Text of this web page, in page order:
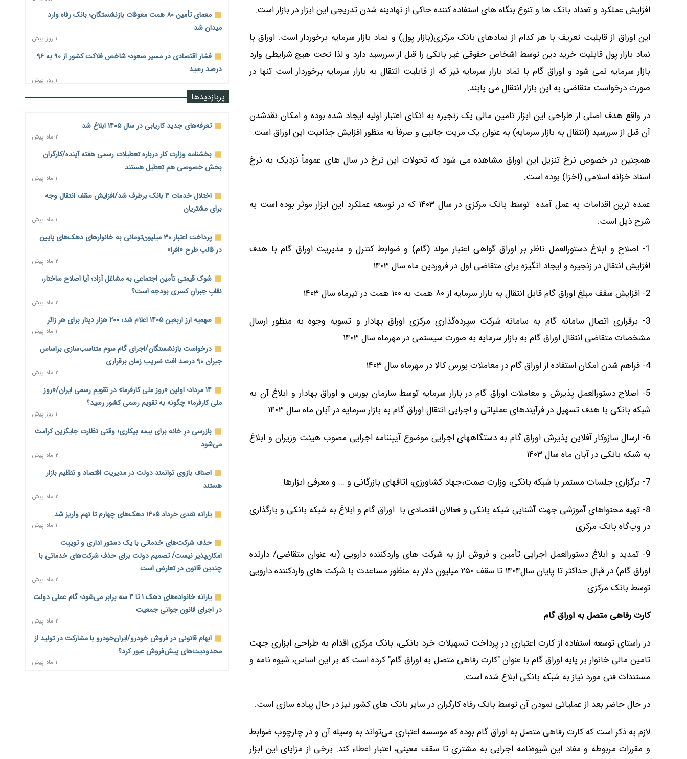
افزایش عملکرد و تعداد بانک ها و تنوع بنگاه های استفاده کننده حاکی از نهادینه شدن تدریجی این ابزار در بازار است.
این اوراق از قابلیت تعریف با هر کدام از نمادهای بانک مرکزی(بازار پول) و نماد بازار سرمایه برخوردار است. اوراق با
نماد بازار پول قابلیت خرید دین توسط اشخاص حقوقی غیر بانکی را قبل از سررسید دارد و لذا تحت هیچ شرایطی وارد
بازار سرمایه نمی شود و اوراق گام با نماد بازار سرمایه نیز که از قابلیت انتقال به بازار سرمایه برخوردار است تنها در
صورت درخواست متقاضی به این بازار انتقال می ­یابند.
در واقع هدف اصلی از طراحی این ابزار تامین مالی یک زنجیره به اتکای اعتبار اولیه ایجاد شده بوده و امکان نقدشدن
آن قبل از سررسید (انتقال به بازار سرمایه) به عنوان یک مزیت جانبی و صرفاً به منظور افزایش جذابیت این اوراق است.
همچنین در خصوص نرخ تنزیل این اوراق مشاهده می شود که تحولات این نرخ در سال های عموماً نزدیک به نرخ
اسناد خزانه اسلامی (اخزا) بوده است.
عمده ترین اقدامات به عمل آمده توسط بانک مرکزی در سال ۱۴۰۳ که در توسعه عملکرد این ابزار موثر بوده است به
شرح ذیل است:
1- اصلاح و ابلاغ دستورالعمل ناظر بر اوراق گواهی اعتبار مولد (گام) و ضوابط کنترل و مدیریت اوراق گام با هدف
افزایش انتقال در زنجیره و ایجاد انگیزه برای متقاضی اول در فروردین ماه سال ۱۴۰۳
2- افزایش سقف مبلغ اوراق گام قابل انتقال به بازار سرمایه از ۸۰ همت به ۱۰۰ همت در تیرماه سال ۱۴۰۳
3- برقراری اتصال سامانه گام به سامانه شرکت سپرده­‌گذاری مرکزی اوراق بهادار و تسویه وجوه به منظور ارسال
مشخصات متقاضی انتقال اوراق گام به بازار سرمایه به صورت سیستمی در مهرماه سال ۱۴۰۳
4- فراهم شدن امکان استفاده از اوراق گام در معاملات بورس کالا در مهرماه سال ۱۴۰۳
5- اصلاح دستورالعمل پذیرش و معاملات اوراق گام در بازار سرمایه توسط سازمان بورس و اوراق بهادار و ابلاغ آن به
شبکه بانکی با هدف تسهیل در فرآیندهای عملیاتی و اجرایی انتقال اوراق گام به بازار سرمایه در آبان ماه سال ۱۴۰۳
6- ارسال سازوکار آفلاین پذیرش اوراق گام به دستگاه­های اجرایی موضوع آیین­نامه اجرایی مصوب هیئت وزیران و ابلاغ
به شبکه بانکی در آبان ماه سال ۱۴۰۳
7- برگزاری جلسات مستمر با شبکه بانکی، وزارت صمت،‌جهاد کشاورزی، اتاق­های بازرگانی و ... و معرفی ابزارها
8- تهیه محتوا­های آموزشی جهت آشنایی شبکه بانکی و فعالان اقتصادی با اوراق گام و ابلاغ به شبکه بانکی و بارگذاری
در وب‌گاه بانک مرکزی
9- تمدید و ابلاغ دستورالعمل اجرایی تأمین و فروش ارز به شرکت­ های واردکننده دارویی (به عنوان متقاضی/ دارنده
اوراق گام) در قبال حداکثر تا پایان سال۱۴۰۴ تا سقف ۲۵۰ میلیون دلار به منظور مساعدت با شرکت­ های واردکننده دارویی
توسط بانک مرکزی
کارت رفاهی متصل به اوراق گام
در راستای توسعه استفاده از کارت اعتباری در پرداخت تسهیلات خرد بانکی، بانک مرکزی اقدام به طراحی ابزاری جهت
تامین مالی خانوار بر پایه اوراق گام با عنوان "کارت رفاهی متصل به اوراق گام" کرده است که ‌‌‌‌بر این اساس، شیوه ­نامه و
مستندات فنی مورد نیاز به شبکه بانکی ابلاغ شده است.
در حال حاضر بعد از عملیاتی نمودن آن توسط بانک رفاه کارگران در سایر بانک های کشور نیز در حال پیاده­ سازی است.
لازم به ذکر است که کارت رفاهی متصل به اوراق گام بوده که موسسه اعتباری می‌­تواند به وسیله آن و در چارچوب ضوابط
و مقررات مربوطه و مفاد این شیوه‌نامه اجرایی به مشتری تا سقف معینی، اعتبار اعطاء کند. برخی از مزایای این ابزار
معمای تأمین ۸۰ همت معوقات بازنشستگان؛ بانک رفاه وارد
میدان شد
۱ روز پیش
فشار اقتصادی در مسیر صعود؛ شاخص فلاکت کشور از ۹۰ به ۹۶
درصد رسید
۱ روز پیش
رشد ۷۵ هزار میلیاردی بازار خرید اعتباری؛ فین‌تک‌ها وارد میدان
۱ روز پیش
آغاز اجرای پایلوت «ردا کارت» برای دانشجویان تحصیلات تکمیلی
۱ روز پیش
محدودیت تازه برای شبکه بانکی؛ افزایش سپرده قانونی با هدف
کنترل تورم
۱ روز پیش
ترمز تولید خودرو کشیده شد؛ افت ۲۵ درصدی تیراژ ایران‌خودرو،
سایپا و پارس‌خودرو
۱ روز پیش
بنگاه‌داری بانک‌ها؛ مانع بزرگ خانه‌دار شدن مستأجران
نماینده مجلس: توسعه مرزهای زمینی به راهبرد تأمین کالاهای
اساسی تبدیل شود
۱ روز پیش
خانه کارگر قزوین: شکاف دستمزد و هزینه معیشت هر روز عمیق‌تر
می‌شود
۱ روز پیش
رئیس سازمان امور مالیاتی: بلاگرهای پردرآمد مشمول پرداخت
مالیات هستند
۱ روز پیش
پیش‌بینی افزایش تولید برنج؛ نیاز وارداتی کشور به ۵۰۰ هزار تن
کاهش می‌یابد
۱ روز پیش
میلیارد دلاری
۱ روز پیش
اختیارات جدید گمرکات برای تمدید ورود موقت کالا و خودرو تا
فهرست کالاهای فولادی و فلزات مشمول بازگشت ۱۰۰ درصد ارز
صادراتی ابلاغ شد
۱ روز پیش
مرحله سیزدهم کالابرگ در سایه تورم؛ قدرت خرید یارانه
یک‌میلیونی بیش از پیش آب رفت
۱ روز پیش
۱۴ مرداد؛ اولین «روز ملی کارفرما» در تقویم رسمی ایران/«روز
ملی کارفرما» چگونه به تقویم رسمی کشور رسید؟
۱ روز پیش
پربازدیدها
تعرفه‌های جدید کاریابی در سال ۱۴۰۵ ابلاغ شد
۲ ماه پیش
بخشنامه وزارت کار درباره تعطیلات رسمی هفته آینده/کارگران
بخش خصوصی هم تعطیل هستند
۱ ماه پیش
اختلال خدمات ۴ بانک برطرف شد/افزایش سقف انتقال وجه
برای مشتریان
۱ ماه پیش
پرداخت اعتبار ۳۰ میلیون‌تومانی به خانوارهای دهک‌های پایین
در قالب طرح «افرا»
۲ ماه پیش
شوک قیمتی تأمین اجتماعی به مشاغل آزاد؛ آیا اصلاح ساختار،
نقابِ جبرانِ کسری بودجه است؟
۲ ماه پیش
سهمیه ارز اربعین ۱۴۰۵ اعلام شد؛ ۲۰۰ هزار دینار برای هر زائر
۱ ماه پیش
درخواست بازنشستگان/اجرای گام سوم متناسب‌سازی براساس
جبران ۹۰ درصد افت ضریب زمان برقراری
۲ ماه پیش
۱۴ مرداد؛ اولین «روز ملی کارفرما» در تقویم رسمی ایران/«روز
ملی کارفرما» چگونه به تقویم رسمی کشور رسید؟
۱ روز پیش
بازرسی درِ خانه برای بیمه بیکاری؛ وقتی نظارت جایگزین کرامت
می‌شود
۲ ماه پیش
اصناف بازوی توانمند دولت در مدیریت اقتصاد و تنظیم بازار
هستند
۲ ماه پیش
یارانه نقدی خرداد ۱۴۰۵ دهک‌های چهارم تا نهم واریز شد
۱ ماه پیش
حذف شرکت‌های خدماتی با یک دستور اداری و توییت
امکان‌پذیر نیست/ تصمیم دولت برای حذف شرکت‌های خدماتی با
چندین قانون در تعارض است
۲ ماه پیش
یارانه خانواده‌های دهک ۱ تا ۴ سه برابر می‌شود؛ گام عملی دولت
در اجرای قانون جوانی جمعیت
۲ ماه پیش
ابهام قانونی در فروش خودرو/ایران‌خودرو با مشارکت در تولید از
محدودیت‌های پیش‌فروش عبور کرد؟
۱ ماه پیش